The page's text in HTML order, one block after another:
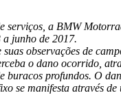
serviços, a BMW
a junho de 2017.
observações de
o dano ocorrido,
buracos profundos. O
se manifesta através